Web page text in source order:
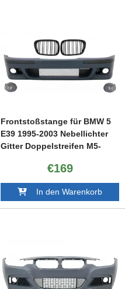
Frontstoßstange für BMW 5
E39 1995-2003 Nebellichter
Gitter Doppelstreifen M5-
€169
In den Warenkorb